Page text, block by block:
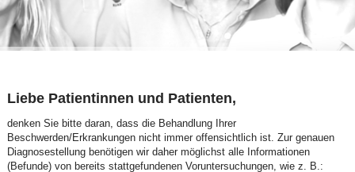
Liebe Patientinnen und Patienten,
denken Sie bitte daran, dass die Behandlung Ihrer
Beschwerden/Erkrankungen nicht immer offensichtlich ist. Zur genauen
Diagnosestellung benötigen wir daher möglichst alle Informationen
(Befunde) von bereits stattgefundenen Voruntersuchungen, wie z. B.: